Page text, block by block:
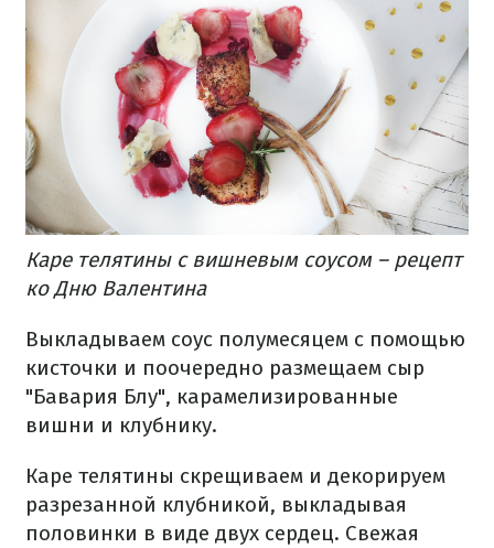
Каре телятины с вишневым соусом – рецепт
ко Дню Валентина
Выкладываем соус полумесяцем с помощью
кисточки и поочередно размещаем сыр
"Бавария Блу", карамелизированные
вишни и клубнику.
Каре телятины скрещиваем и декорируем
разрезанной клубникой, выкладывая
половинки в виде двух сердец. Свежая